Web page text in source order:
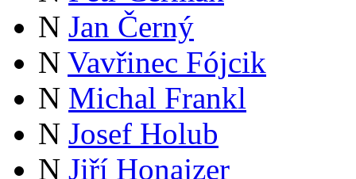
N Jan Černý
N Vavřinec Fójcik
N Michal Frankl
N Josef Holub
N Jiří Honajzer